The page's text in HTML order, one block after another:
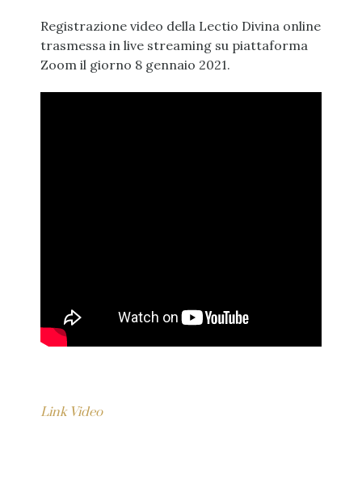
Registrazione video della Lectio Divina online
trasmessa in live streaming su piattaforma
Zoom il giorno 8 gennaio 2021.
Link Video